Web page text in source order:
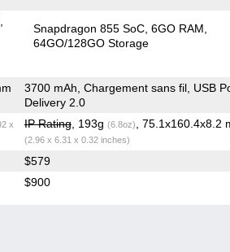
Snapdragon 855 SoC 6GO RAM
64GO/128GO Storage
3700 mAh, Chargement sans fil, USB
Delivery 2.0
x
IP Rating, 193g (6.8oz) , 75.1x160.4x8.2
(2.96 x 6.31 x 0.32 inches)
$579
$900